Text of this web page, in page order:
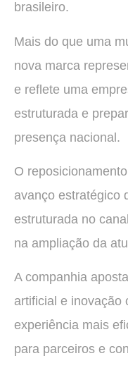
brasileiro.
Mais do que uma
nova marca
e reflete uma
estruturada e
presença nacional.
O
avanço estratégico
estruturada no
na ampliação da
A companhia
artificial e inovação
experiência mais
para parceiros e